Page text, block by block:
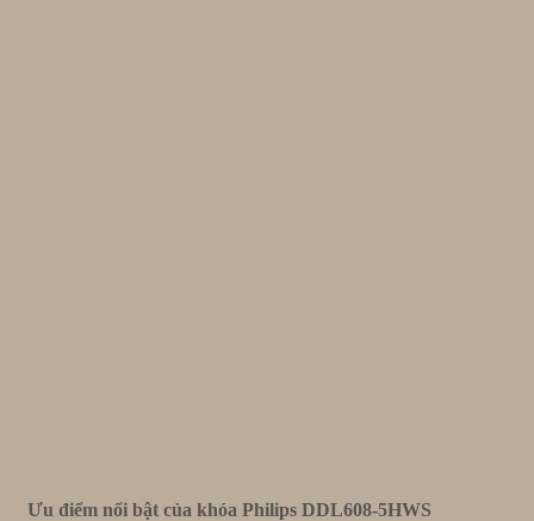
Ưu điểm nổi bật của khóa Philips DDL608-5HWS